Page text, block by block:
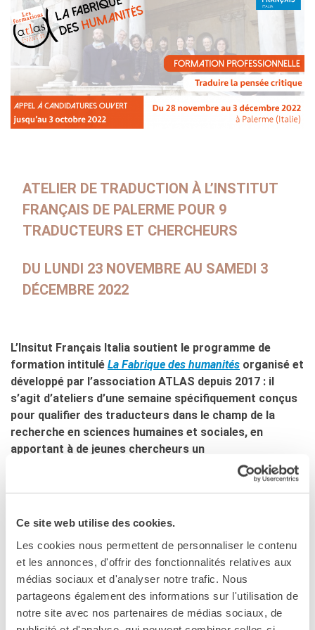
Ce site web utilise des cookies.
Les cookies nous permettent de personnaliser le contenu
et les annonces, d'offrir des fonctionnalités relatives aux
médias sociaux et d'analyser notre trafic. Nous
partageons également des informations sur l'utilisation de
notre site avec nos partenaires de médias sociaux, de
SPETTACOLO DAL VIVO E
ARTI VISIVE
La festa della musica
Nouveau Grand Tour
Exaequa
Operazioni artistiche
Rendez-vous
Residenza XR
LIBRI
UNIVERSITÀ, RICERCA,
INNOVAZIONE
Borse di studio e di
ricerca
YEP - Young Entrepreneurs
Programme
CHI SIAMO
Contatti
Organigramma
SOSTENERE L'INSTITUT
Le operazioni
Come sostenere
I contatti
ATELIER DE TRADUCTION À L’INSTITUT
FRANÇAIS DE PALERME POUR 9
TRADUCTEURS ET CHERCHEURS
DU LUNDI 23 NOVEMBRE AU SAMEDI 3
DÉCEMBRE 2022
L’Insitut Français Italia soutient le programme de
formation intitulé La Fabrique des humanités organisé et
développé par l’association ATLAS depuis 2017 : il
s’agit d’ateliers d’une semaine spécifiquement conçus
pour qualifier des traducteurs dans le champ de la
recherche en sciences humaines et sociales, en
apportant à de jeunes chercheurs un
Arles, et de l’atelier des historiens de l’art en 2021 à la Villa
Médicis à Rome, ATLAS organise du lundi 28 novembre au
samedi 3 décembre 2022, à l’Institut français de Palerme
un atelier quadrilinguefrançais / allemand / anglais /
italien, dans les domaines deshumanitéset dessciences
sociales.